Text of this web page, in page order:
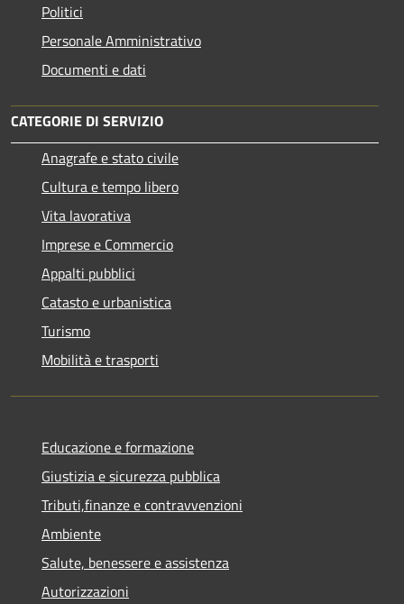
Politici
Personale Amministrativo
Documenti e dati
CATEGORIE DI SERVIZIO
Anagrafe e stato civile
Cultura e tempo libero
Vita lavorativa
Imprese e Commercio
Appalti pubblici
Catasto e urbanistica
Turismo
Mobilità e trasporti
Educazione e formazione
Giustizia e sicurezza pubblica
Tributi,finanze e contravvenzioni
Ambiente
Salute, benessere e assistenza
Autorizzazioni